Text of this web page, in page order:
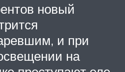
новый
и при
на